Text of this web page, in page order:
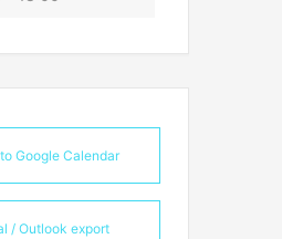
Google Calendar
/ Outlook export